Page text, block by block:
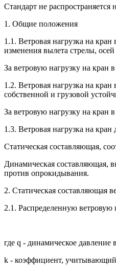
Стандарт не
1. Общие положения
1.1. Ветровая нагрузка на
изменения вылета стрелы,
За ветровую нагрузку на кран
1.2. Ветровая нагрузка на
собственной и грузовой
За ветровую нагрузку на кран
1.3. Ветровая нагрузка на
Статическая составляющая,
Динамическая составляющая,
против опрокидывания.
2. Статическая составляющая
2.1. Распределенную ветровую
где q - динамическое давление
k - коэффициент, учитывающий